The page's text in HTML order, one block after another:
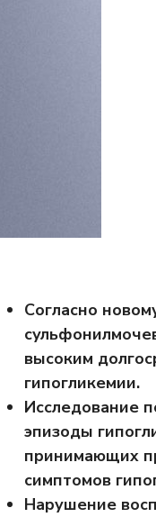
Согласно
высоким
гипогликемии.
Исследование
эпизоды
принимающих
симптомов
Нарушение